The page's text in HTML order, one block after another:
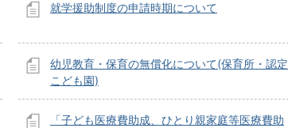
就学援助制度の申請時期について
幼児教育・保育の無償化について(保育所・認定
こども園)
「子ども医療費助成、ひとり親家庭等医療費助